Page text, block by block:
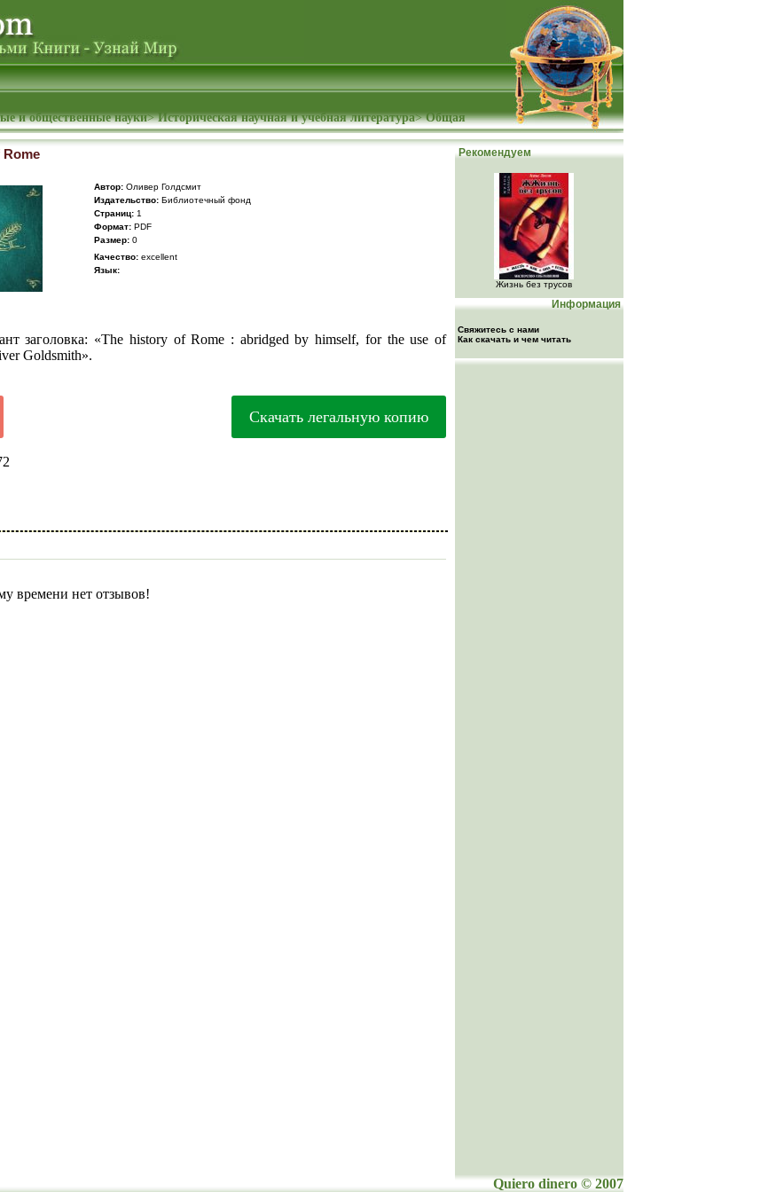
и общественные науки>Историческая научная и учебная литература>Общая
Автор: Оливер Голдсмит
Издательство: Библиотечный фонд
Cтраниц: 1
Формат: PDF
Размер: 0
Качество: excellent
Язык:
заголовка: «The history of Rome : abridged by himself, for the use of
Goldsmith».
Скачать легальную копию
времени нет отзывов!
Рекомендуем
Жизнь без трусов
Информация
Свяжитесь с нами
Как скачать и чем читать
Quiero dinero © 2007